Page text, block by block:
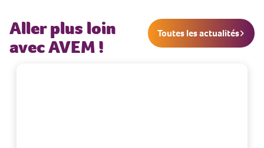
Aller plus loin
avec AVEM !
Toutes les actualités